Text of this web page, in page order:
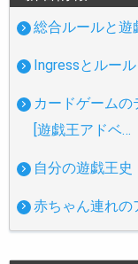
総合ルールと遊
Ingressとルール
カードゲーム
[遊戯王アドベ…
自分の遊戯王史
赤ちゃん連れの